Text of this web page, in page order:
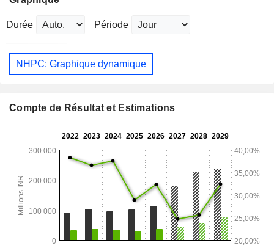
Durée Période
NHPC: Graphique dynamique
Compte de Résultat et Estimations